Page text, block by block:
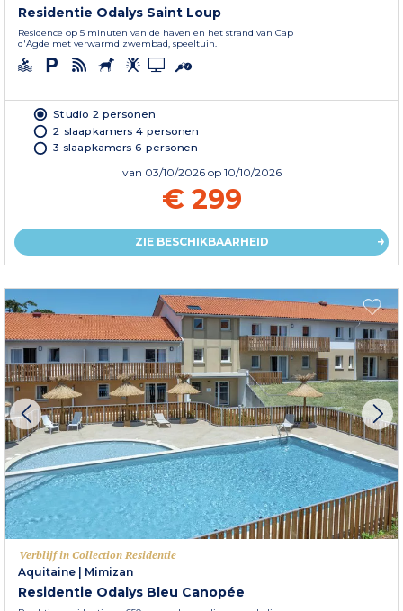
Residentie Odalys Saint Loup
Residence op 5 minuten van de haven en het strand van Cap
d'Agde met verwarmd zwembad, speeltuin.
Studio 2 personen
2 slaapkamers 4 personen
3 slaapkamers 6 personen
van 03/10/2026 op 10/10/2026
€ 299
ZIE BESCHIKBAARHEID
Verblijf in Collection Residentie
Aquitaine | Mimizan
Residentie Odalys Bleu Canopée